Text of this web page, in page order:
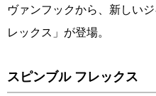
ヴァンフックから、新しい
レックス」が登場。
スピンブル フレックス